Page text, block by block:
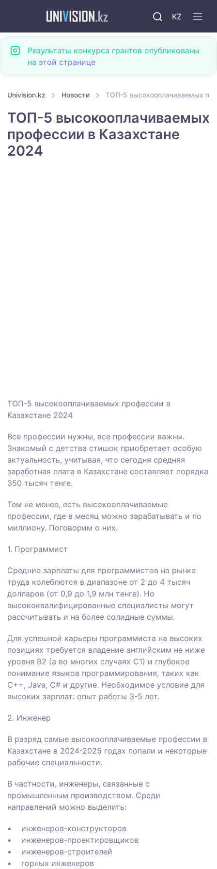
KZ
Результаты конкурса грантов опубликованы
на этой странице
Univision.kz Новости ТОП-5 высокооплачиваемых
ТОП-5 высокооплачиваемых
профессии в Казахстане
2024
ТОП-5 высокооплачиваемых профессии в
Казахстане 2024
Все профессии нужны, все профессии важны.
Знакомый с детства стишок приобретает особую
актуальность, учитывая, что сегодня средняя
заработная плата в Казахстане составляет порядка
350 тысяч тенге.
Тем не менее, есть высокооплачиваемые
профессии, где в месяц можно зарабатывать и по
миллиону. Поговорим о них.
1. Программист
Средние зарплаты для программистов на рынке
труда колеблются в диапазоне от 2 до 4 тысяч
долларов (от 0,9 до 1,9 млн тенге). Но
высококвалифицированные специалисты могут
рассчитывать и на более солидные суммы.
Для успешной карьеры программиста на высоких
позициях требуется владение английским не ниже
уровня B2 (а во многих случаях C1) и глубокое
понимание языков программирования, таких как
C++, Java, C# и другие. Необходимое условие для
высоких зарплат: опыт работы 3-5 лет.
2. Инженер
В разряд самые высокооплачиваемые профессии в
Казахстане в 2024-2025 годах попали и некоторые
рабочие специальности.
В частности, инженеры, связанные с
промышленным производством. Среди
направлений можно выделить:
• инженеров-конструкторов
• инженеров-проектировщиков
• инженеров-строителей
• горных инженеров